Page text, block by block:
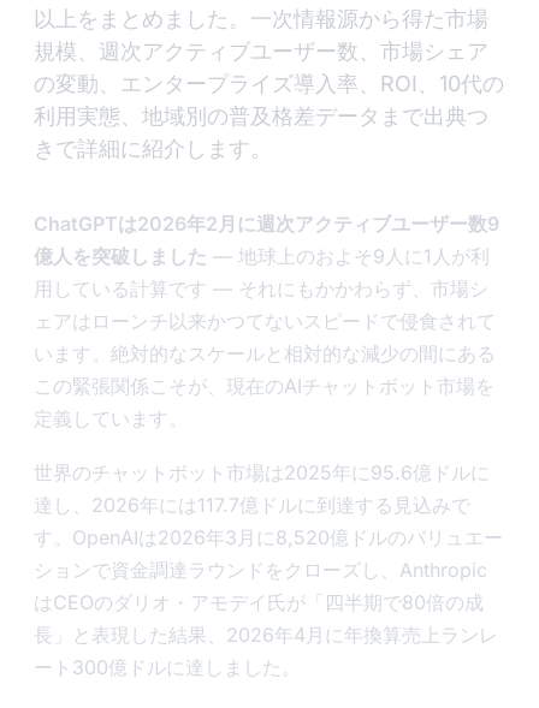
以上をまとめました。一次情報源から得た市場
規模、週次アクティブユーザー数、市場シェア
の変動、エンタープライズ導入率、ROI、10代の
利用実態、地域別の普及格差データまで出典つ
きで詳細に紹介します。
ChatGPTは2026年2月に週次アクティブユーザー数9
億人を突破しました — 地球上のおよそ9人に1人が利
用している計算です — それにもかかわらず、市場シ
ェアはローンチ以来かつてないスピードで侵食されて
います。絶対的なスケールと相対的な減少の間にある
この緊張関係こそが、現在のAIチャットボット市場を
定義しています。
世界のチャットボット市場は2025年に95.6億ドルに
達し、2026年には117.7億ドルに到達する見込みで
す。OpenAIは2026年3月に8,520億ドルのバリュエー
ションで資金調達ラウンドをクローズし、Anthropic
はCEOのダリオ・アモデイ氏が「四半期で80倍の成
長」と表現した結果、2026年4月に年換算売上ランレ
ート300億ドルに達しました。